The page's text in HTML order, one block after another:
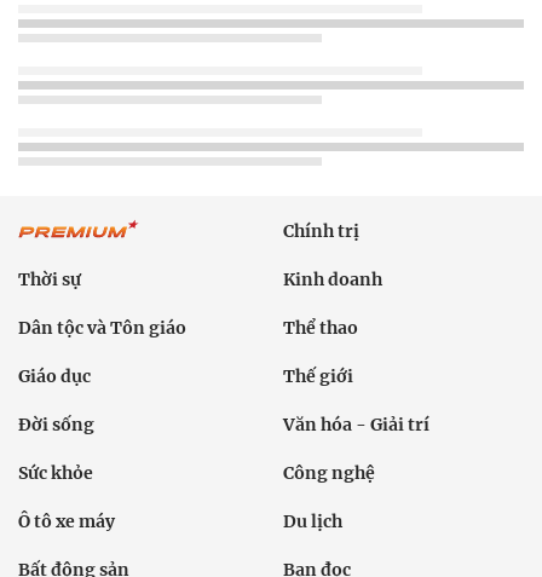
Chính trị
Thời sự Kinh doanh
Dân tộc và Tôn giáo Thể thao
Giáo dục Thế giới
Đời sống Văn hóa - Giải trí
Sức khỏe Công nghệ
Ô tô xe máy Du lịch
Bất động sản Bạn đọc